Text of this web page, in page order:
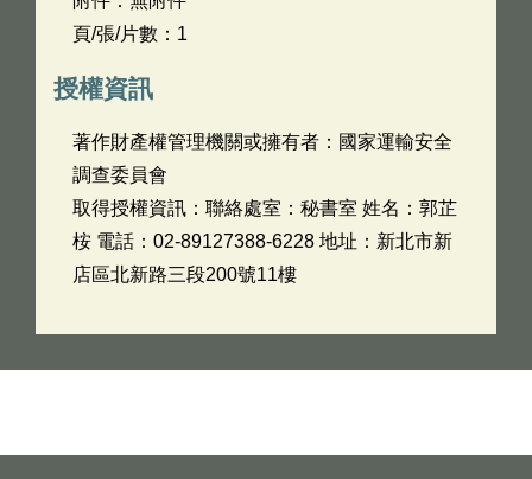
頁/張/片數：1
授權資訊
著作財產權管理機關或擁有者：國家運輸安全
調查委員會
取得授權資訊：聯絡處室：秘書室 姓名：郭芷
桉 電話：02-89127388-6228 地址：新北市新
店區北新路三段200號11樓